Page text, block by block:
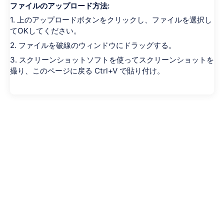
ファイルのアップロード方法:
1. 上のアップロードボタンをクリックし、ファイルを選択し
てOKしてください。
2. ファイルを破線のウィンドウにドラッグする。
3. スクリーンショットソフトを使ってスクリーンショットを
撮り、このページに戻る Ctrl+V で貼り付け。